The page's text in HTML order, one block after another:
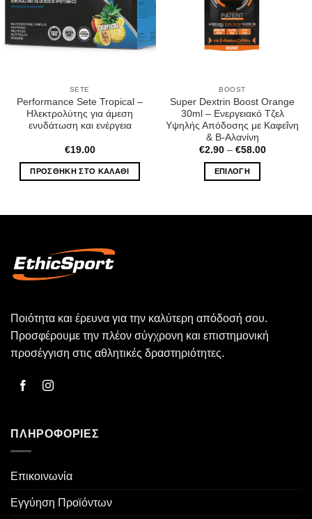
SETE
Performance Sete Tropical –
Ηλεκτρολύτης για άμεση
ενυδάτωση και ενέργεια
€19.00
ΠΡΟΣΘΉΚΗ ΣΤΟ ΚΑΛΆΘΙ
BOOST
Super Dextrin Boost Orange
30ml – Ενεργειακό Τζελ
Υψηλής Απόδοσης με Καφεΐνη
& Β-Αλανίνη
€2.90 – €58.00Price
ΕΠΙΛΟΓΉ
προϊόν
να
επιλεγούν
Ποιότητα και έρευνα για την καλύτερη απόδοσή σου.
Προσφέρουμε την πλέον σύγχρονη και επιστημονική
προσέγγιση στις αθλητικές δραστηριότητες.
ΠΛΗΡΟΦΟΡΊΕΣ
Επικοινωνία
Εγγύηση Προϊόντων